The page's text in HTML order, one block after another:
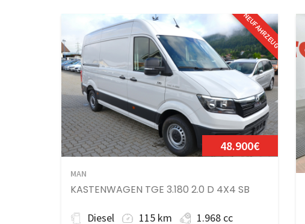
NEUFAHRZEUG
48.900€
MAN
KASTENWAGEN TGE 3.180 2.0 D 4X4 SB
Diesel 115 km
1.968 cc